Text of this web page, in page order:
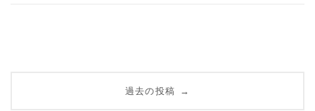
過去の投稿 →